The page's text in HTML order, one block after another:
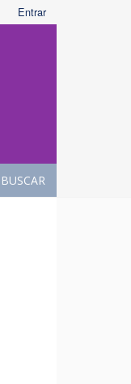
BUSCAR
Entrar